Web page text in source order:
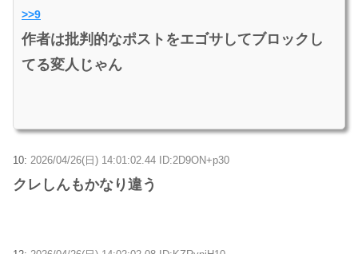
>>9
作者は批判的なポストをエゴサしてブロックし
てる変人じゃん
10: 2026/04/26(日) 14:01:02.44 ID:2D9ON+p30
クレしんもかなり違う